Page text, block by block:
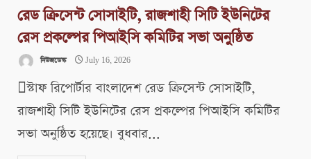
রেড ক্রিসেন্ট সোসাইটি, রাজশাহী সিটি ইউনিটের
রেস প্রকল্পের পিআইসি কমিটির সভা অনুষ্ঠিত
নিউজডেস্ক July 16, 2026
স্টাফ রিপোর্টার বাংলাদেশ রেড ক্রিসেন্ট সোসাইটি,
রাজশাহী সিটি ইউনিটের রেস প্রকল্পের পিআইসি কমিটির
সভা অনুষ্ঠিত হয়েছে। বুধবার...